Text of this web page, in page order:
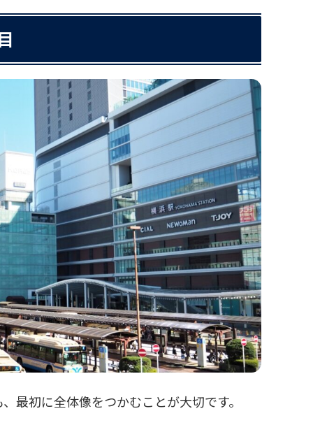
最初に全体像をつかむことが大切です。